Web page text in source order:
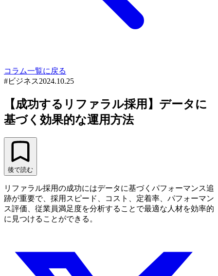
コラム一覧に戻る
#ビジネス2024.10.25
【成功するリファラル採用】データに
基づく効果的な運用方法
後で読む
リファラル採用の成功にはデータに基づくパフォーマンス追
跡が重要で、採用スピード、コスト、定着率、パフォーマン
ス評価、従業員満足度を分析することで最適な人材を効率的
に見つけることができる。